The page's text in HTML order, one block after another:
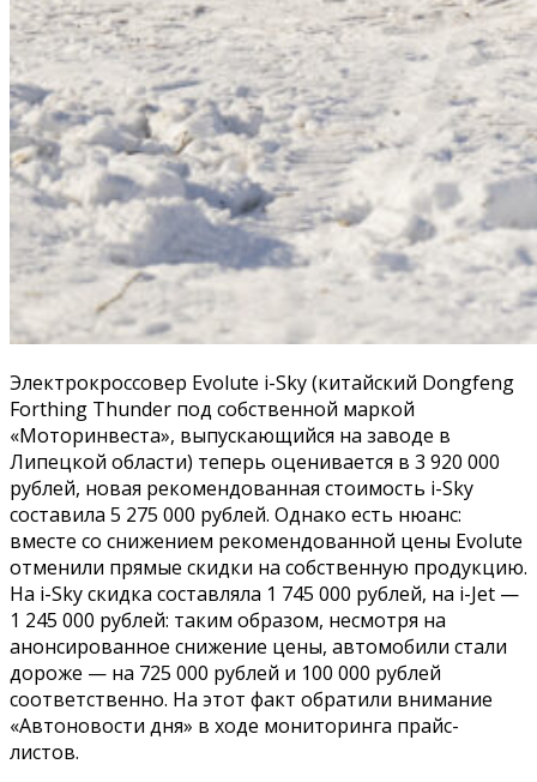
Электрокроссовер Evolute i-Sky (китайский Dongfeng
Forthing Thunder под собственной маркой
«Моторинвеста», выпускающийся на заводе в
Липецкой области) теперь оценивается в 3 920 000
рублей, новая рекомендованная стоимость i-Sky
составила 5 275 000 рублей. Однако есть нюанс:
вместе со снижением рекомендованной цены Evolute
отменили прямые скидки на собственную продукцию.
На i-Sky скидка составляла 1 745 000 рублей, на i-Jet —
1 245 000 рублей: таким образом, несмотря на
анонсированное снижение цены, автомобили стали
дороже — на 725 000 рублей и 100 000 рублей
соответственно. На этот факт обратили внимание
«Автоновости дня» в ходе мониторинга прайс-
листов.